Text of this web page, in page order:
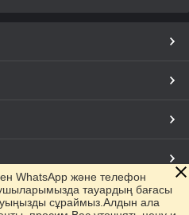
WhatsApp және телефон
тауардың бағасы
сұраймыз.Алдын ала